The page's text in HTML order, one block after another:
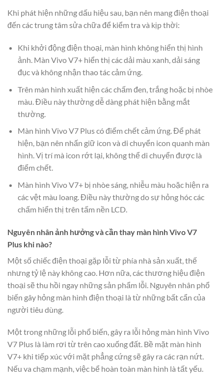
Khi phát hiện những dấu hiệu sau, bạn nên mang điện thoại
đến các trung tâm sửa chữa để kiểm tra và kịp thời:
Khi khởi động điện thoại, màn hình không hiển thị hình
ảnh. Màn Vivo V7+ hiển thị các dải màu xanh, dải sáng
đục và không nhận thao tác cảm ứng.
Trên màn hình xuất hiện các chấm đen, trắng hoặc bị nhòe
màu. Điều này thường dễ dàng phát hiện bằng mắt
thường.
Màn hình Vivo V7 Plus có điểm chết cảm ứng. Để phát
hiện, bạn nên nhấn giữ icon và di chuyển icon quanh màn
hình. Vị trí mà icon rớt lại, không thể di chuyển được là
điểm chết.
Màn hình Vivo V7+ bị nhòe sáng, nhiễu màu hoặc hiện ra
các vệt màu loang. Điều này thường do sự hỏng hóc các
chấm hiển thị trên tấm nền LCD.
Nguyên nhân ảnh hưởng và cần thay màn hình Vivo V7
Plus khi nào?
Một số chiếc điện thoại gặp lỗi từ phía nhà sản xuất, thế
nhưng tỷ lệ này không cao. Hơn nữa, các thương hiệu điện
thoại sẽ thu hồi ngay những sản phẩm lỗi. Nguyên nhân phổ
biến gây hỏng màn hình điện thoại là từ những bất cẩn của
người tiêu dùng.
Một trong những lỗi phổ biến, gây ra lỗi hỏng màn hình Vivo
V7 Plus là làm rơi từ trên cao xuống đất. Bề mặt màn hình
V7+ khi tiếp xúc với mặt phẳng cứng sẽ gây ra các rạn nứt.
Nếu va chạm mạnh, việc bể hoàn toàn màn hình là tất yếu.